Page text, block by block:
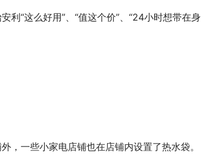
利“这么好用”、“值这个价”、“24小时想带在身
，一些小家电店铺也在店铺内设置了热水袋。